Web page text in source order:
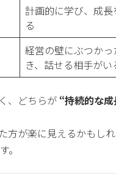
計画的に学び、成長
る
経営の壁にぶつかっ
き、話せる相手がい
、どちらが “持続的な
方が楽に見えるかもし
。